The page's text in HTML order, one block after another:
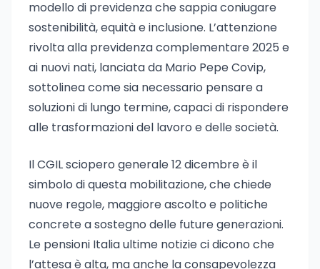
modello di previdenza che sappia coniugare
sostenibilità, equità e inclusione. L’attenzione
rivolta alla previdenza complementare 2025 e
ai nuovi nati, lanciata da Mario Pepe Covip,
sottolinea come sia necessario pensare a
soluzioni di lungo termine, capaci di rispondere
alle trasformazioni del lavoro e delle società.
Il CGIL sciopero generale 12 dicembre è il
simbolo di questa mobilitazione, che chiede
nuove regole, maggiore ascolto e politiche
concrete a sostegno delle future generazioni.
Le pensioni Italia ultime notizie ci dicono che
l’attesa è alta, ma anche la consapevolezza